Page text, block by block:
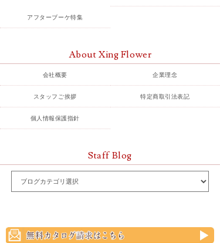
アフターブーケ特集
About Xing Flower
会社概要 企業理念
スタッフご挨拶 特定商取引法表記
個人情報保護指針
Staff Blog